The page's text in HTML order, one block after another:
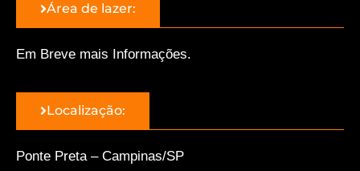
Área de lazer:
Em Breve mais Informações.
Localização:
Ponte Preta – Campinas/SP